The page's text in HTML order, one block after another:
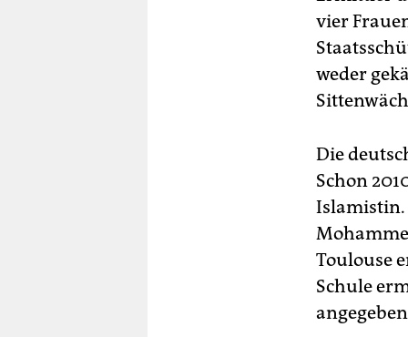
vier
weder
Die
Schon
Islamistin.
Toulouse
Schule